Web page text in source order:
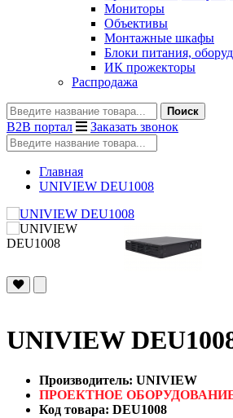
Мониторы
Объективы
Монтажные шкафы
Блоки питания,
ИК прожекторы
Распродажа
Поиск
B2B портал Заказать звонок
Главная
UNIVIEW DEU1008
UNIVIEW
Производитель: UNIVIEW
ПРОЕКТНОЕ
Код товара: DEU1008